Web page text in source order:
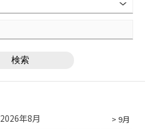
> 9月
2026年8月